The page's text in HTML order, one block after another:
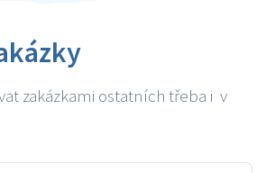
zakázkami ostatních třeba i v